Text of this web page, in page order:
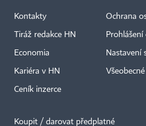
Kontakty
Tiráž redakce HN
Economia
Kariéra v HN
Ceník inzerce
Ochrana
Prohlášení
Nastavení
Koupit / darovat předplatné